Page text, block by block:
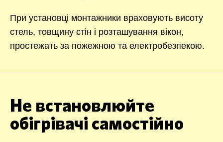
При установці монтажники враховують висоту
стель, товщину стін і розташування вікон,
простежать за пожежною та електробезпекою.
Не встановлюйте
обігрівачі самостійно